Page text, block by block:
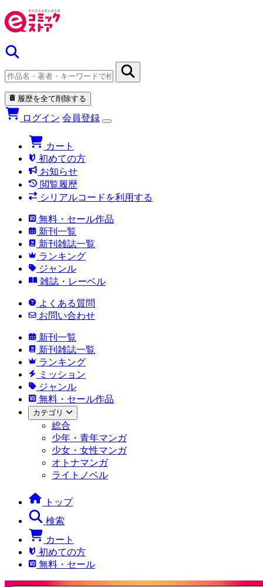
履歴を全て削除する
ログイン 会員登録
カート
初めての方
お知らせ
閲覧履歴
シリアルコードを利用する
無料・セール作品
新刊一覧
新刊雑誌一覧
ランキング
ジャンル
雑誌・レーベル
よくある質問
お問い合わせ
新刊一覧
新刊雑誌一覧
ランキング
ミッション
ジャンル
無料・セール作品
カテゴリ
総合
少年・青年マンガ
少女・女性マンガ
オトナマンガ
ライトノベル
トップ
検索
カート
初めての方
無料・セール